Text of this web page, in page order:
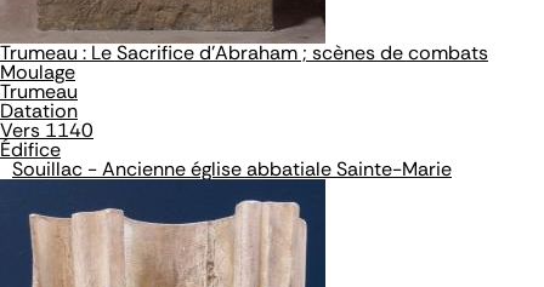
Trumeau : Le Sacrifice d'Abraham ; scènes de combats
Moulage
Trumeau
Datation
Vers 1140
Édifice
Souillac - Ancienne église abbatiale Sainte-Marie